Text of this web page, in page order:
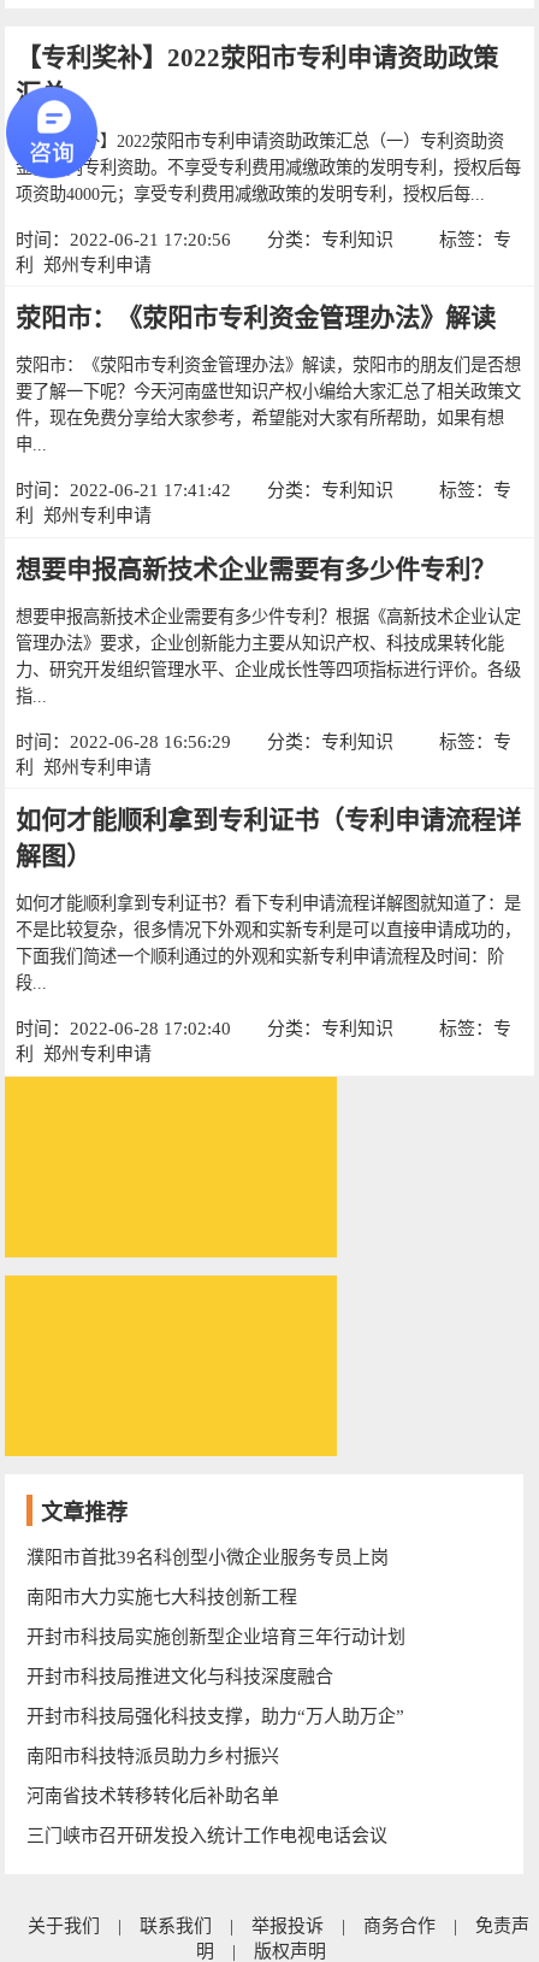
【专利奖补】2022荥阳市专利申请资助政策
汇总
【专利奖补】2022荥阳市专利申请资助政策汇总（一）专利资助资
金。国内专利资助。不享受专利费用减缴政策的发明专利，授权后每
项资助4000元；享受专利费用减缴政策的发明专利，授权后每...
时间：2022-06-21 17:20:56 分类：专利知识 标签： 专
利
郑州专利申请
荥阳市：《荥阳市专利资金管理办法》解读
荥阳市：《荥阳市专利资金管理办法》解读，荥阳市的朋友们是否想
要了解一下呢？今天河南盛世知识产权小编给大家汇总了相关政策文
件，现在免费分享给大家参考，希望能对大家有所帮助，如果有想
申...
时间：2022-06-21 17:41:42 分类：专利知识 标签： 专
利
郑州专利申请
想要申报高新技术企业需要有多少件专利？
想要申报高新技术企业需要有多少件专利？根据《高新技术企业认定
管理办法》要求，企业创新能力主要从知识产权、科技成果转化能
力、研究开发组织管理水平、企业成长性等四项指标进行评价。各级
指...
时间：2022-06-28 16:56:29 分类：专利知识 标签： 专
利
郑州专利申请
如何才能顺利拿到专利证书（专利申请流程详
解图）
如何才能顺利拿到专利证书？看下专利申请流程详解图就知道了：是
不是比较复杂，很多情况下外观和实新专利是可以直接申请成功的，
下面我们简述一个顺利通过的外观和实新专利申请流程及时间：阶
段...
时间：2022-06-28 17:02:40 分类：专利知识 标签： 专
利
郑州专利申请
文章推荐
濮阳市首批39名科创型小微企业服务专员上岗
南阳市大力实施七大科技创新工程
开封市科技局实施创新型企业培育三年行动计划
开封市科技局推进文化与科技深度融合
开封市科技局强化科技支撑，助力“万人助万企”
南阳市科技特派员助力乡村振兴
河南省技术转移转化后补助名单
三门峡市召开研发投入统计工作电视电话会议
关于我们 | 联系我们 | 举报投诉 | 商务合作 |
免责声
明
| 版权声明